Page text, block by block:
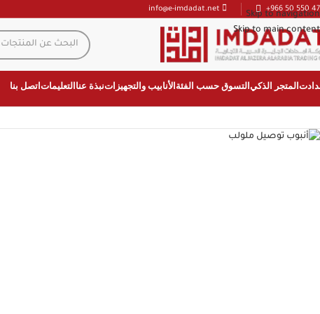
Skip to navigation
Skip to main content
+966 50 550
المتجر الذكيالتسوق حسب الفئةالأنابيب والتجهيزاتنبذة عناالتعليماتاتصل بنا